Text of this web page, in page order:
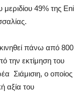
49% της Eni
πάνω από 800
την εκτίμηση του
Σιάμισιη, ο οποίος
αξία του